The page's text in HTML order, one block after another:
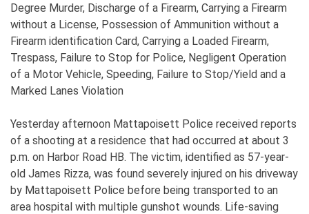
Degree Murder, Discharge of a Firearm, Carrying a Firearm
without a License, Possession of Ammunition without a
Firearm identification Card, Carrying a Loaded Firearm,
Trespass, Failure to Stop for Police, Negligent Operation
of a Motor Vehicle, Speeding, Failure to Stop/Yield and a
Marked Lanes Violation
Yesterday afternoon Mattapoisett Police received reports
of a shooting at a residence that had occurred at about 3
p.m. on Harbor Road HB. The victim, identified as 57-year-
old James Rizza, was found severely injured on his driveway
by Mattapoisett Police before being transported to an
area hospital with multiple gunshot wounds. Life-saving